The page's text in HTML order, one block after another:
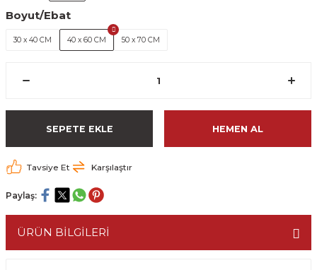
Boyut/Ebat
30 x 40 CM 40 x 60 CM 50 x 70 CM
SEPETE EKLE HEMEN AL
Tavsiye Et Karşılaştır
Paylaş:
ÜRÜN BİLGİLERİ